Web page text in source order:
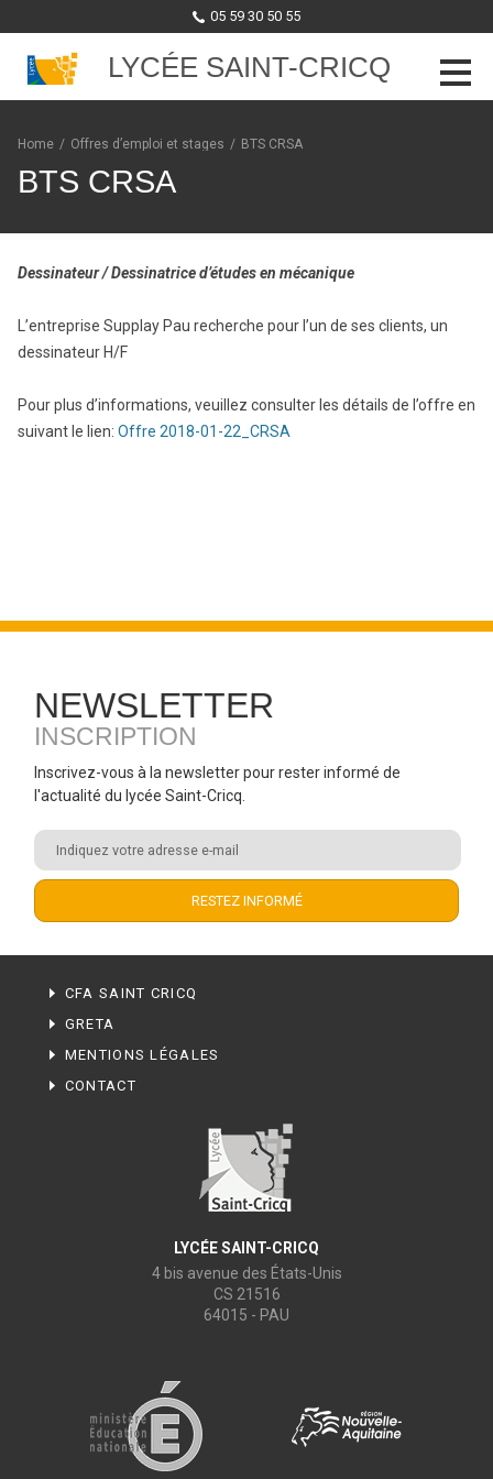
05 59 30 50 55
LYCÉE SAINT-CRICQ
Skip to content
Home / Offres d’emploi et stages / BTS CRSA
BTS CRSA
Dessinateur / Dessinatrice d’études en mécanique
L’entreprise Supplay Pau recherche pour l’un de ses clients, un
dessinateur H/F
Pour plus d’informations, veuillez consulter les détails de l’offre en
suivant le lien: Offre 2018-01-22_CRSA
NEWSLETTER
INSCRIPTION
Inscrivez-vous à la newsletter pour rester informé de
l'actualité du lycée Saint-Cricq.
CFA SAINT CRICQ
GRETA
MENTIONS LÉGALES
CONTACT
LYCÉE SAINT-CRICQ
4 bis avenue des États-Unis
CS 21516
64015 - PAU